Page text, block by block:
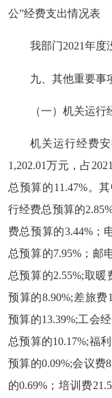
公”经费支出情况表
我部门2021年度
九、其他重要事
（一）机关运
机关运行经费
1,202.01万元，占
总预算的11.47%。
行经费总预算的
费总预算的3.44%；
总预算的7.95%；邮
总预算的2.55%;取暖
预算的8.90%;差旅费
预算的13.39%;工会
总预算的10.17%;福
预算的0.09%;会议费
的0.69%；培训费